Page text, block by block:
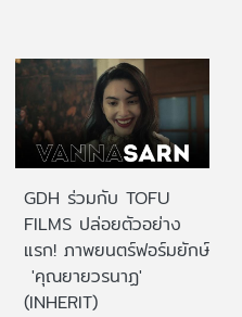
GDH ร่วมกับ TOFU
FILMS ปล่อยตัวอย่าง
แรก! ภาพยนตร์ฟอร์มยักษ์
'คุณยายวรนาฏ'
(INHERIT)